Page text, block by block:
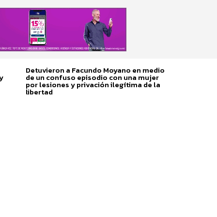
Detuvieron a Facundo Moyano en medio
de un confuso episodio con una mujer
por lesiones y privación ilegítima de la
libertad